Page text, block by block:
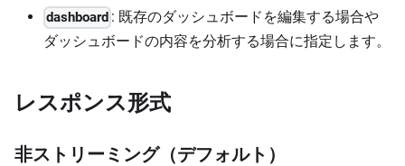
dashboard : 既存のダッシュボードを編集する場合や
ダッシュボードの内容を分析する場合に指定します。
レスポンス形式
非ストリーミング（デフォルト）